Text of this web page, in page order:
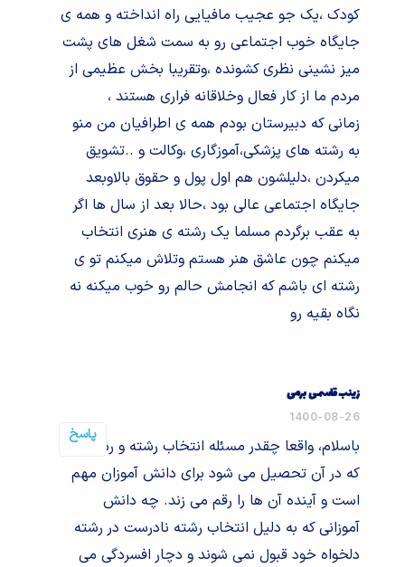
کودک ،یک جو عجیب مافیایی راه انداخته و همه ی
جایگاه خوب اجتماعی رو به سمت شغل های پشت
میز نشینی نظری کشونده ،وتقریبا بخش عظیمی از
مردم ما از کار فعال وخلاقانه فراری هستند ،
زمانی که دبیرستان بودم همه ی اطرافیان من منو
به رشته های پزشکی،آموزگاری ،وکالت و ..تشویق
میکردن ،دلیلشون هم اول پول و حقوق بالاوبعد
جایگاه اجتماعی عالی بود ،حالا بعد از سال ها اگر
به عقب برگردم مسلما یک رشته ی هنری انتخاب
میکنم چون عاشق هنر هستم وتلاش میکنم تو ی
رشته ای باشم که انجامش حالم رو خوب میکنه نه
نگاه بقیه رو
زینب قاسمی برمی
1400-08-26
پاسخ
باسلام، واقعا چقدر مسئله انتخاب رشته و رشته ای
که در آن تحصیل می شود برای دانش آموزان مهم
است و آینده آن ها را رقم می زند. چه دانش
آموزانی که به دلیل انتخاب رشته نادرست در رشته
دلخواه خود قبول نمی شوند و دچار افسردگی می